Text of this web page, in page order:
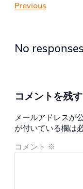
Previous
No
コメントを残す
メールアドレスが
が付いている欄は
コメント ※